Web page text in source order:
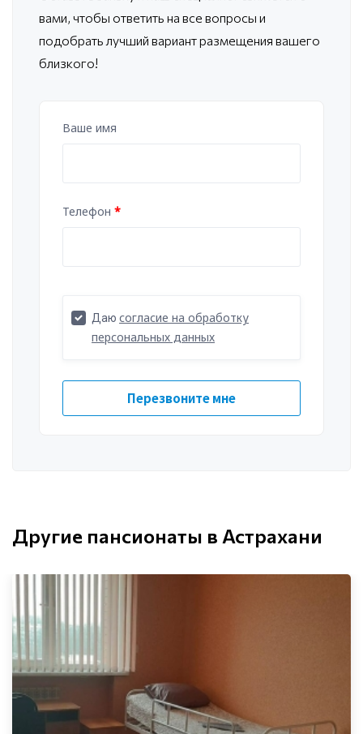
вами, чтобы ответить на все вопросы и
подобрать лучший вариант размещения вашего
близкого!
Другие пансионаты в Астрахани